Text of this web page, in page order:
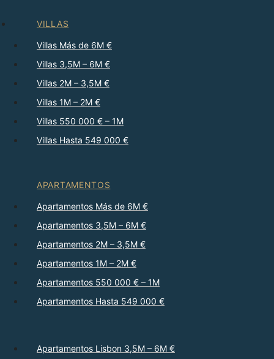
VILLAS
Villas Más de 6M €
Villas 3,5M – 6M €
Villas 2M – 3,5M €
Villas 1M – 2M €
Villas 550 000 € – 1M
Villas Hasta 549 000 €
APARTAMENTOS
Apartamentos Más de 6M €
Apartamentos 3,5M – 6M €
Apartamentos 2M – 3,5M €
Apartamentos 1M – 2M €
Apartamentos 550 000 € – 1M
Apartamentos Hasta 549 000 €
Apartamentos Lisbon 3,5M – 6M €